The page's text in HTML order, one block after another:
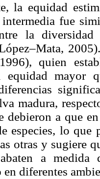
la equidad
intermedia fue
la
quien
equidad mayor
madura,
debieron a que
especies, lo que
otras y sugiere
a
en diferentes